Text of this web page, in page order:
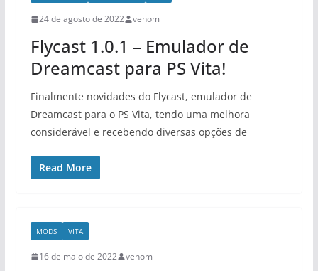
24 de agosto de 2022 venom
Flycast 1.0.1 – Emulador de
Dreamcast para PS Vita!
Finalmente novidades do Flycast, emulador de
Dreamcast para o PS Vita, tendo uma melhora
considerável e recebendo diversas opções de
Read More
MODS VITA
16 de maio de 2022 venom